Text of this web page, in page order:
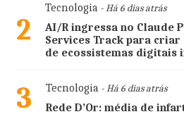
2
Tecnologia- Há 6 dias atrás
AI/R ingressa no Claude
Services Track para
de ecossistemas digitais
3 Tecnologia- Há 6 dias atrás
Rede D’Or: média de